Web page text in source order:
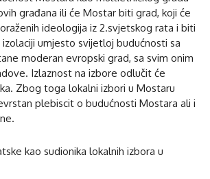
građana ili će Mostar biti grad, koji će
ideologija iz 2.svjetskog rata i biti
umjesto svijetloj budućnosti sa
moderan evropski grad, sa svim onim
Izlaznost na izbore odlučit će
Zbog toga lokalni izbori u Mostaru
plebiscit o budućnosti Mostara ali i
kao sudionika lokalnih izbora u